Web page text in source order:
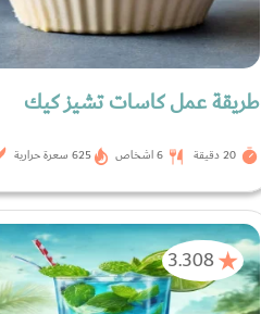
طريقة عمل كاسات تشيز كيك
20 دقيقة 6 اشخاص 625 سعرة حرارية
3.308